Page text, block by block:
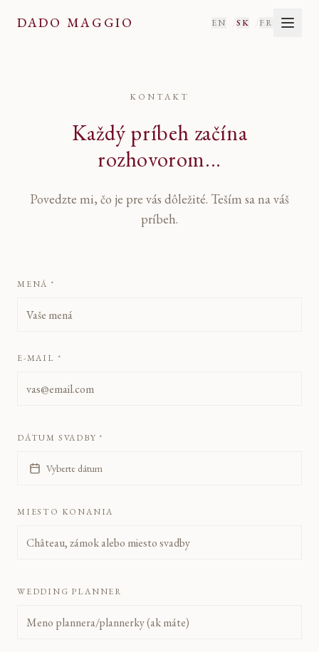
DADO MAGGIO EN /SK /FR
Kontakt— Dado Maggio
KONTAKT
Každý príbeh začína
rozhovorom...
Povedzte mi, čo je pre vás dôležité. Teším sa na váš
príbeh.
MENÁ *
E-MAIL *
DÁTUM SVADBY *
Vyberte dátum
MIESTO KONANIA
WEDDING PLANNER